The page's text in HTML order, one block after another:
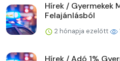
Hírek / Gyermekek
Felajánlásból
2 hónapja ezelőtt
Hírek / Adó 1%